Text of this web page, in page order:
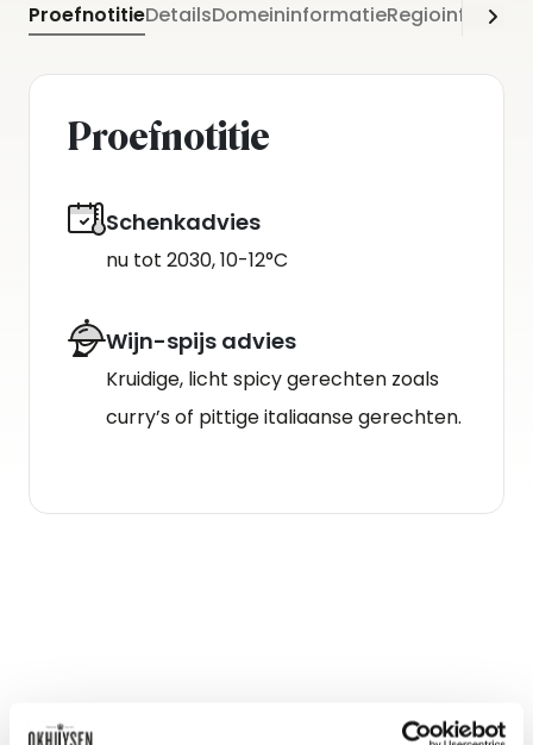
ProefnotitieDetailsDomeininformatie
Proefnotitie
Schenkadvies
nu tot 2030, 10-12°C
Wijn-spijs advies
Kruidige, licht spicy gerechten zoals
curry’s of pittige italiaanse gerechten.
Nieuws & inspiratie in Vineé Vineuse